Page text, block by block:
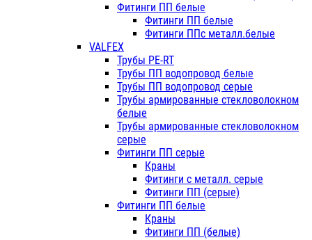
Фитинги ПП белые
Фитинги ПП белые
Фитинги ППс металл.белые
VALFEX
Трубы PE-RT
Трубы ПП водопровод белые
Трубы ПП водопровод серые
Трубы армированные стекловолокном
белые
Трубы армированные стекловолокном
серые
Фитинги ПП серые
Краны
Фитинги с металл. серые
Фитинги ПП (серые)
Фитинги ПП белые
Краны
Фитинги ПП (белые)